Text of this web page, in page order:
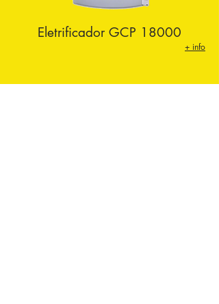
Eletrificador GCP 18000
+ info